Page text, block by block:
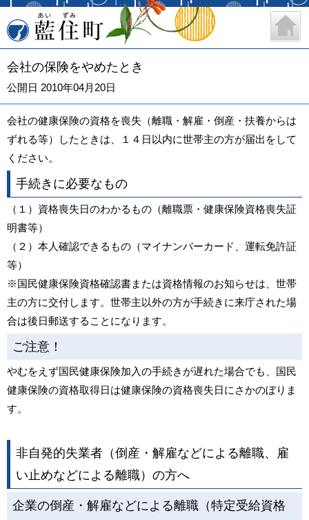
藍住町
会社の保険をやめたとき
公開日 2010年04月20日
会社の健康保険の資格を喪失（離職・解雇・倒産・扶養からは
ずれる等）したときは、１４日以内に世帯主の方が届出をして
ください。
手続きに必要なもの
（１）資格喪失日のわかるもの（離職票・健康保険資格喪失証
明書等）
（２）本人確認できるもの（マイナンバーカード、運転免許証
等）
※国民健康保険資格確認書または資格情報のお知らせは、世帯
主の方に交付します。世帯主以外の方が手続きに来庁された場
合は後日郵送することになります。
ご注意！
やむをえず国民健康保険加入の手続きが遅れた場合でも、国民
健康保険の資格取得日は健康保険の資格喪失日にさかのぼりま
す。
非自発的失業者（倒産・解雇などによる離職、雇
い止めなどによる離職）の方へ
企業の倒産・解雇などによる離職（特定受給資格